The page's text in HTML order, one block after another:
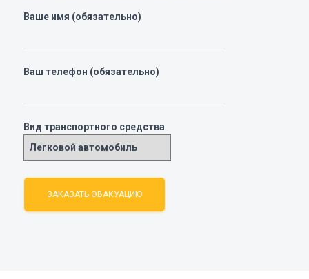
Ваше имя (обязательно)
Ваш телефон (обязательно)
Вид транспортного средства